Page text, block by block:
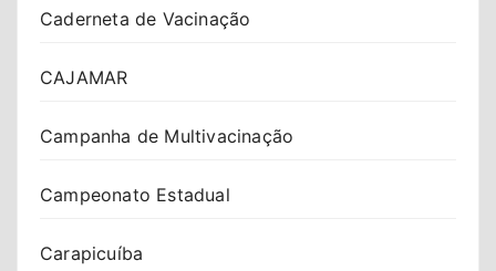
Caderneta de Vacinação
CAJAMAR
Campanha de Multivacinação
Campeonato Estadual
Carapicuíba